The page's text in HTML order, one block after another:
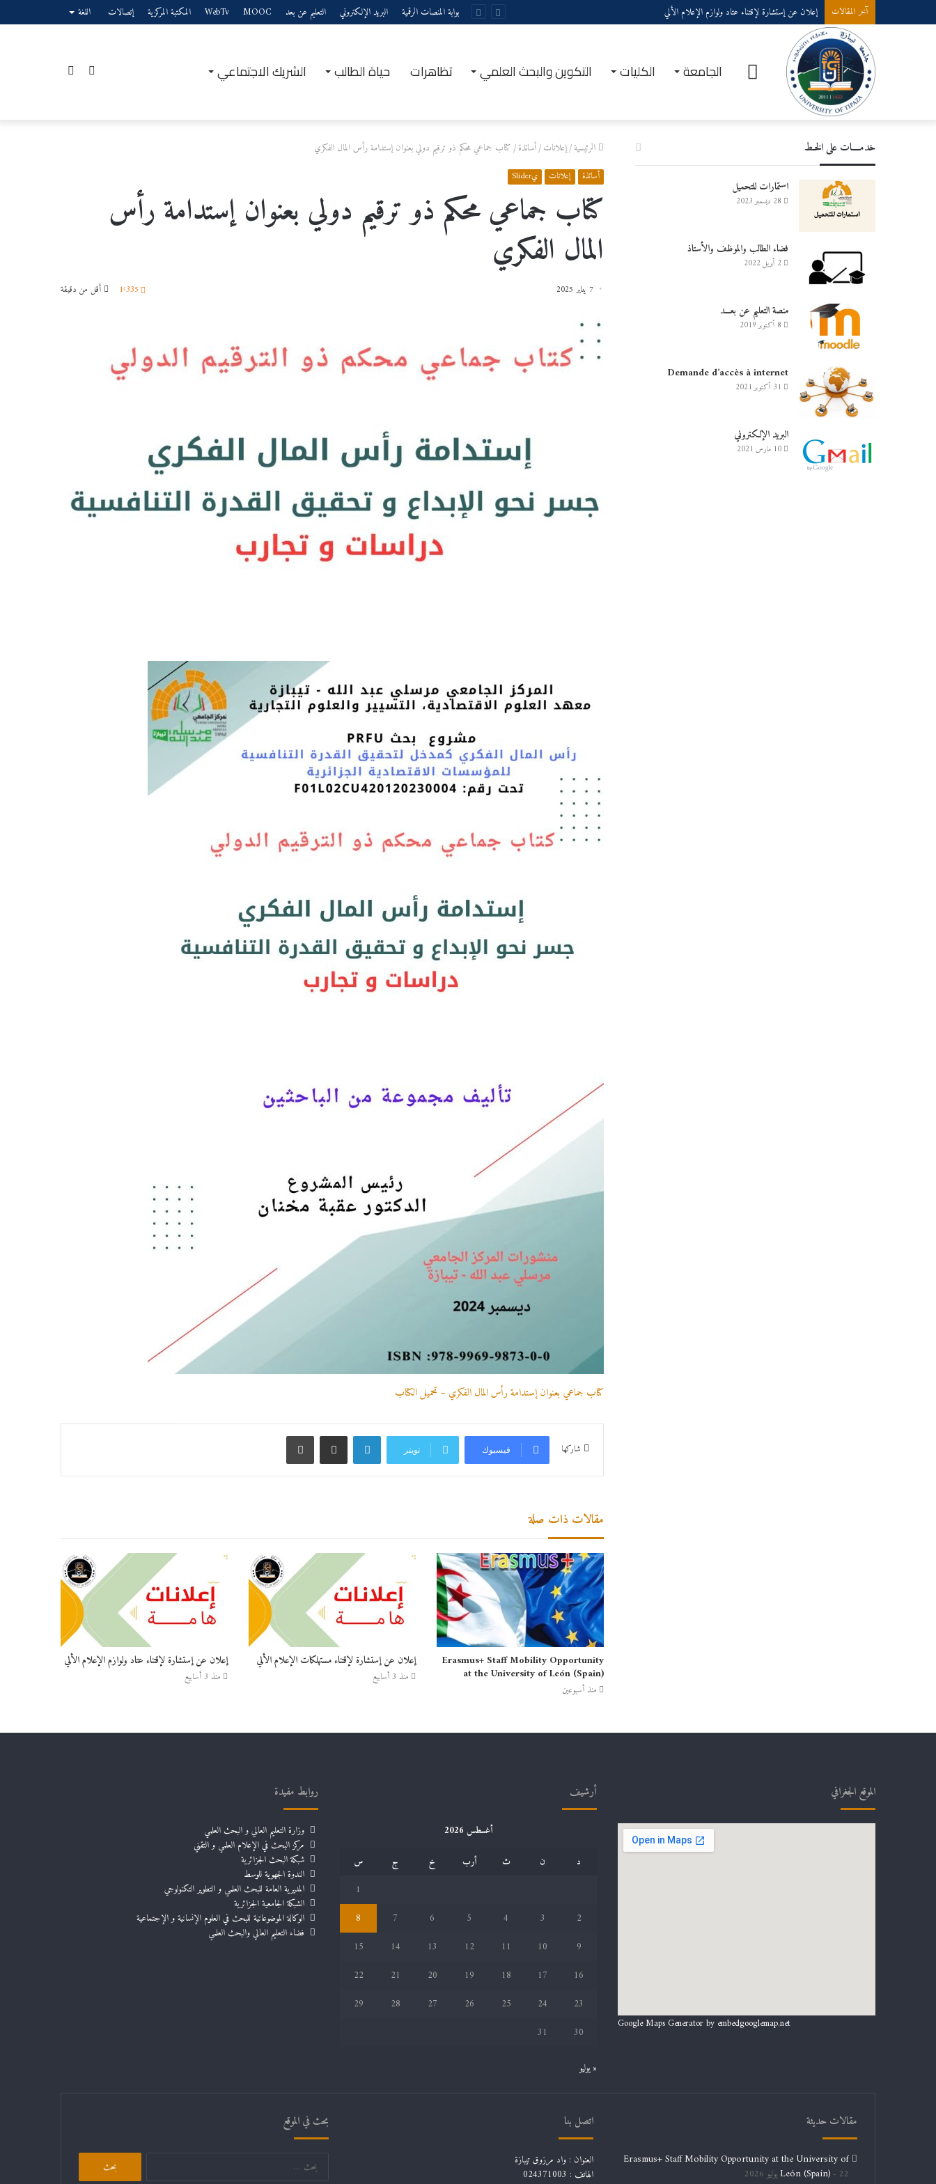
آخر المقالات إعلان عن إستشارة لإقتناء عتاد ولوازم الإعلام الألي بوابة المنصات الرقمية البريد الإلكتروني التعليم عن بعد MOOC
WebTv المكتبة المركزية إتصالات اللغة
الرئيسيةالجامعة الكليات التكوين والبحث العلمي تظاهرات حياة الطالب الشريك الاجتماعي إضافة
الرئيسية/إعلانات/أساتذة/كتاب جماعي محكم ذو ترقيم دولي بعنوان إستدامة رأس المال الفكري
أساتذة إعلانات يSlider
كتاب جماعي محكم ذو ترقيم دولي بعنوان إستدامة رأس
المال الفكري
7 يناير 2025 1٬335 أقل من دقيقة
كتاب جماعي بعنوان إستدامة رأس المال الفكري – تحميل الكتاب
شاركها فيسبوك تويتر
لينكدإن مشاركة عبر البريد طباعة
مقالات ذات صلة
Erasmus+ Staff Mobility Opportunity
at the University of León (Spain)
منذ أسبوعين
إعلان عن إستشارة لإقتناء مستهلكات الإعلام الألي
منذ 3 أسابيع
إعلان عن إستشارة لإقتناء عتاد ولوازم الإعلام الألي
منذ 3 أسابيع
خدمــــات على الخـط
استمارات للتحميل
28 ديسمبر 2023
فضاء الطالب والموظف والأستاذ
2 أبريل 2022
منصة التعليم عن بعـــد
8 أكتوبر 2019
Demande d’accès à internet
31 أكتوبر 2021
البريد الإلكتروني
10 مارس 2021
الموقع الجغرافي
Google Maps Generator by embedgooglemap.net
أرشيف
أغسطس 2026
د
ن ث أرب خ ج
س
1
2
3
4
5
6
7
8
9
10
11
12
13
14
15
16
17
18
19
20
21
22
23
24
25
26
27
28
29
30
31
« يوليو
روابط مفيدة
وزارة التعليم العالي و البحث العلمي
مركز البحث في الإعلام العلمي و التقني
شبكة البحث الجزائرية
الندوة الجهوية للوسط
المديرية العامة للبحث العلمي و التطوير التكنولوجي
الشبكة الجامعية الجزائرية
الوكالة الموضوعاتية للبحث في العلوم الإنسانية و الإجتماعية
فضاء التعليم العالي والبحث العلمي
مقالات حديثة
Erasmus+ Staff Mobility Opportunity at the University of
León (Spain)
22 يوليو 2026
اتصل بنا
العنوان : واد مرزوق تيبازة
الهاتف : 024371003
بحث في الموقع
البحث